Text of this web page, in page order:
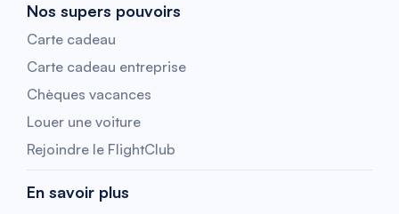
Nos supers pouvoirs
Carte cadeau
Carte cadeau entreprise
Chèques vacances
Louer une voiture
Rejoindre le FlightClub
En savoir plus